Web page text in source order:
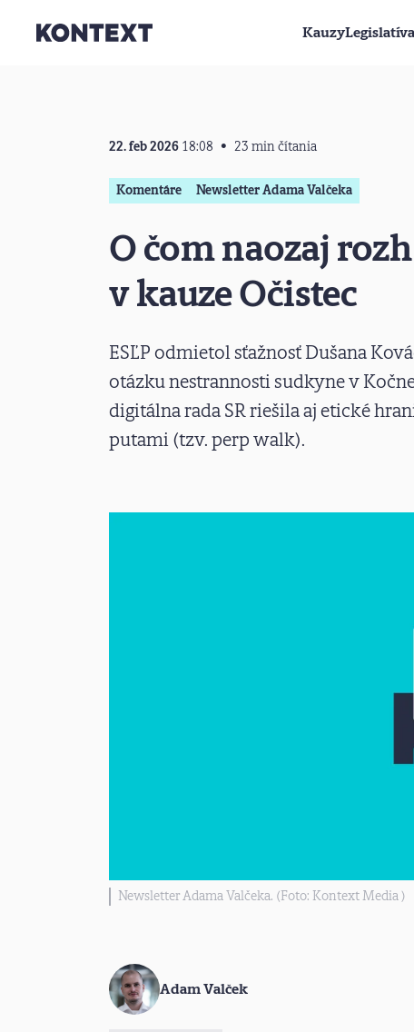
KauzyLegislatíva
22. feb 2026 18:08 23 min čítania
Komentáre Newsletter Adama Valčeka
O čom naozaj
v kauze Očistec
ESĽP odmietol sťažnosť Dušana
otázku nestrannosti sudkyne v
digitálna rada SR riešila aj etické
putami (tzv. perp walk).
Newsletter Adama Valčeka. (Foto: Kontext Media )
Adam Valček